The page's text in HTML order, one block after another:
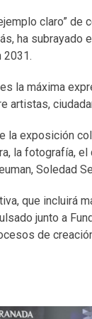
claro” de
ha
2031.
la máxima
artistas,
la exposición
la fotografía,
Soledad
que incluirá
junto a
de